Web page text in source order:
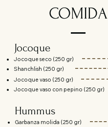
COMIDA
Jocoque
Jocoque seco (250 gr)
Shanchlish (250 gr)
Jocoque vaso (250 gr)
Jocoque vaso con pepino (250 gr)
Hummus
Garbanza molida (250 gr)